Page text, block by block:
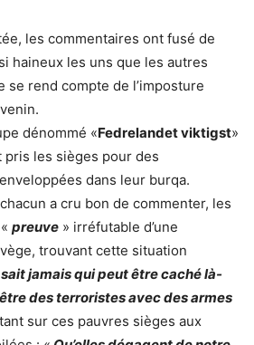
les commentaires ont fusé de
haineux les uns que les autres
se rend compte de l’imposture
dénommé «Fedrelandet viktigst»
pris les sièges pour des
dans leur burqa.
a cru bon de commenter, les
preuve » irréfutable d’une
trouvant cette situation
sait jamais qui peut être caché là-
des terroristes avec des armes
sur ces pauvres sièges aux